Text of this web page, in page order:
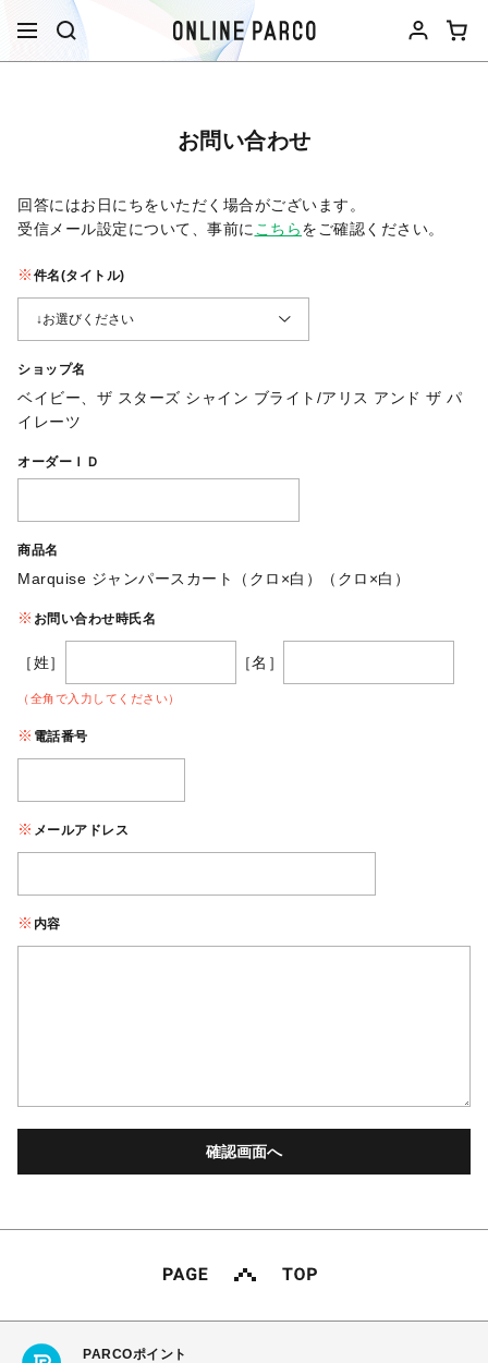
お問い合わせ
回答にはお日にちをいただく場合がございます。
受信メール設定について、事前に こちらをご確認ください。​
件名(タイトル)
ショップ名
ベイビー、ザ スターズ シャイン ブライト/アリス アンド ザ パ
イレーツ
オーダーＩＤ
商品名
Marquise ジャンパースカート（クロ×白）（クロ×白）
お問い合わせ時氏名
［姓］ ［名］
（全角で入力してください）
電話番号
メールアドレス
内容
PARCOポイント